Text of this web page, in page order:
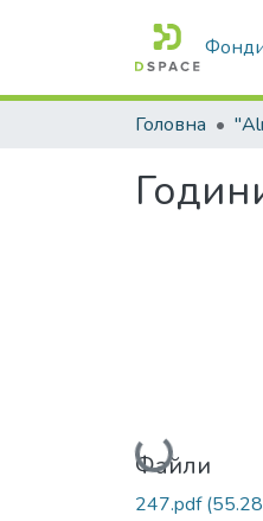
Фонди
Головна
Вантажиться...
Файли
247.pdf